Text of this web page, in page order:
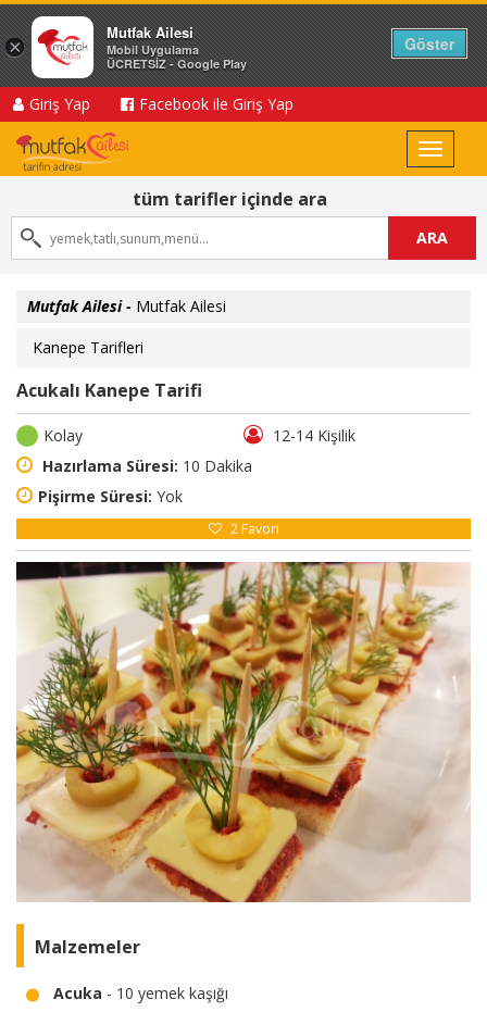
Giriş Yap Facebook ile Giriş Yap
Toggle
tüm tarifler içinde ara
ARA
Mutfak Ailesi - Mutfak Ailesi
Kanepe Tarifleri
Acukalı Kanepe Tarifi
Kolay
12-14 Kişilik
Hazırlama Süresi: 10 Dakika
Pişirme Süresi: Yok
2 Favori
Malzemeler
Acuka - 10 yemek kaşığı
×
Mutfak Ailesi
Mobil Uygulama
ÜCRETSİZ - Google Play
Göster